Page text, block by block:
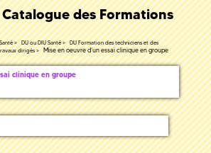
Catalogue des Formations
DU ou DIU Santé
DU Formation des techniciens et des
dirigés Mise en oeuvre d’un essai clinique en groupe
clinique en groupe